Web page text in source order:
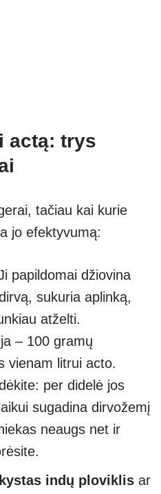
actą: trys
tačiau kai kurie
jo efektyvumą:
papildomai džiovina
sukuria aplinką,
atželti.
– 100 gramų
vienam litrui acto.
per didelė jos
sugadina dirvožemį
neaugs net ir
indų ploviklis ar